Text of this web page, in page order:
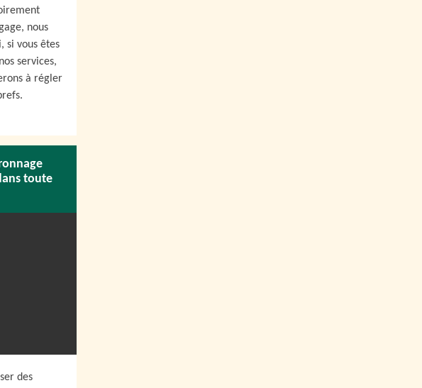
nous
si vous êtes
services,
à régler
toute
des